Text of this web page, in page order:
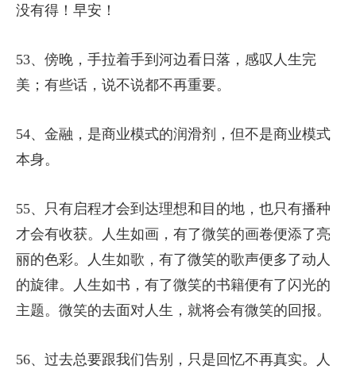
没有得！早安！
53、傍晚，手拉着手到河边看日落，感叹人生完
美；有些话，说不说都不再重要。
54、金融，是商业模式的润滑剂，但不是商业模式
本身。
55、只有启程才会到达理想和目的地，也只有播种
才会有收获。人生如画，有了微笑的画卷便添了亮
丽的色彩。人生如歌，有了微笑的歌声便多了动人
的旋律。人生如书，有了微笑的书籍便有了闪光的
主题。微笑的去面对人生，就将会有微笑的回报。
56、过去总要跟我们告别，只是回忆不再真实。人